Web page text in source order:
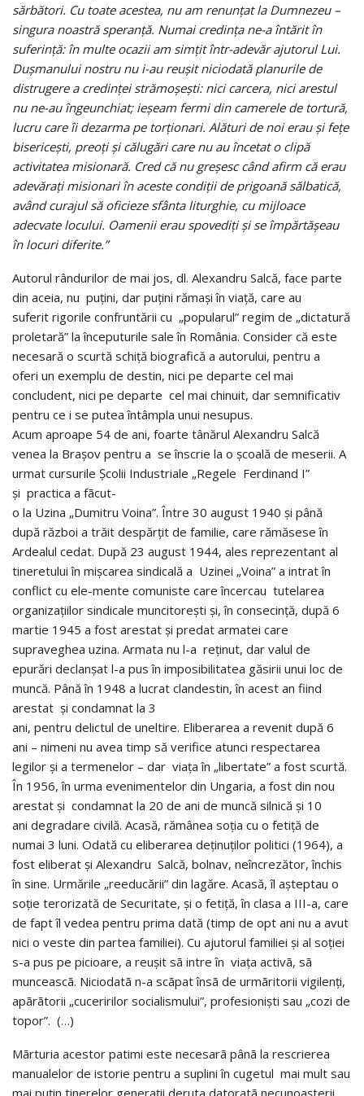
sărbători. Cu toate acestea, nu am renunțat la Dumnezeu –
singura noastră speranță. Numai credința ne-a întărit în
suferință: în multe ocazii am simțit într-adevăr ajutorul Lui.
Dușmanului nostru nu i-au reușit niciodată planurile de
distrugere a credinței strămoșești: nici carcera, nici arestul
nu ne-au îngeunchiat; ieșeam fermi din camerele de tortură,
lucru care îi dezarma pe torționari. Alături de noi erau și fețe
bisericești, preoți și călugări care nu au încetat o clipă
activitatea misionară. Cred că nu greșesc când afirm că erau
adevărați misionari în aceste condiții de prigoană sălbatică,
având curajul să oficieze sfânta liturghie, cu mijloace
adecvate locului. Oamenii erau spovediți și se împărtășeau
în locuri diferite.”
Autorul rândurilor de mai jos, dl. Alexandru Salcă, face parte
din aceia, nu puțini, dar puțini rămași în viață, care au
suferit rigorile confruntării cu „popularul” regim de „dictatură
proletară” la începuturile sale în România. Consider că este
necesară o scurtă schiță biografică a autorului, pentru a
oferi un exemplu de destin, nici pe departe cel mai
concludent, nici pe departe cel mai chinuit, dar semnificativ
pentru ce i se putea întâmpla unui nesupus.
Acum aproape 54 de ani, foarte tânărul Alexandru Salcă
venea la Brașov pentru a se înscrie la o școală de meserii. A
urmat cursurile Școlii Industriale „Regele Ferdinand I”
și practica a fãcut-
o la Uzina „Dumitru Voina”. Între 30 august 1940 și până
după război a trăit despărțit de familie, care rămăsese în
Ardealul cedat. După 23 august 1944, ales reprezentant al
tineretului în mișcarea sindicală a Uzinei „Voina” a intrat în
conflict cu ele-mente comuniste care încercau tutelarea
organizațiilor sindicale muncitorești și, în consecință, după 6
martie 1945 a fost arestat și predat armatei care
supraveghea uzina. Armata nu l-a reținut, dar valul de
epurări declanșat l-a pus în imposibilitatea găsirii unui loc de
muncă. Până în 1948 a lucrat clandestin, în acest an fiind
arestat și condamnat la 3
ani, pentru delictul de uneltire. Eliberarea a revenit după 6
ani – nimeni nu avea timp să verifice atunci respectarea
legilor și a termenelor – dar viața în „libertate” a fost scurtă.
În 1956, în urma evenimentelor din Ungaria, a fost din nou
arestat și condamnat la 20 de ani de muncă silnică și 10
ani degradare civilă. Acasă, rămânea soția cu o fetiță de
numai 3 luni. Odată cu eliberarea deținuților politici (1964), a
fost eliberat și Alexandru Salcă, bolnav, neîncrezător, închis
în sine. Urmările „reeducării” din lagăre. Acasă, îl așteptau o
soție terorizată de Securitate, și o fetiță, în clasa a III-a, care
de fapt îl vedea pentru prima dată (timp de opt ani nu a avut
nici o veste din partea familiei). Cu ajutorul familiei și al soției
s-a pus pe picioare, a reușit sã intre în viața activã, sã
munceascã. Niciodatã n-a scãpat însã de urmãritorii vigilenți,
apãrãtorii „cuceririlor socialismului”, profesioniști sau „cozi de
topor”. (…)
Mãrturia acestor patimi este necesarã pânã la rescrierea
manualelor de istorie pentru a suplini în cugetul mai mult sau
mai puțin tinerelor generații deruta datoratã necunoașterii